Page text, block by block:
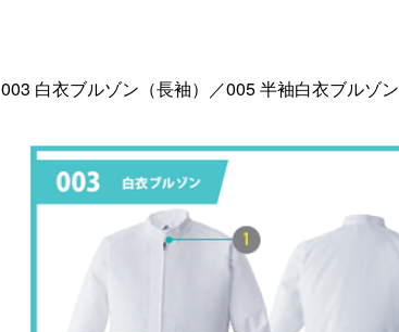
003 白衣ブルゾン（長袖）／005 半袖白衣ブルゾン